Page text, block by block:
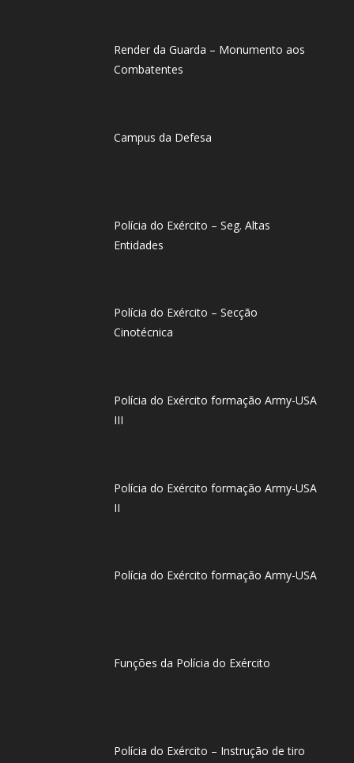
Render da Guarda – Monumento aos
Combatentes
Campus da Defesa
Polícia do Exército – Seg. Altas
Entidades
Polícia do Exército – Secção
Cinotécnica
Polícia do Exército formação Army-USA
III
Polícia do Exército formação Army-USA
II
Polícia do Exército formação Army-USA
Funções da Polícia do Exército
Polícia do Exército – Instrução de tiro